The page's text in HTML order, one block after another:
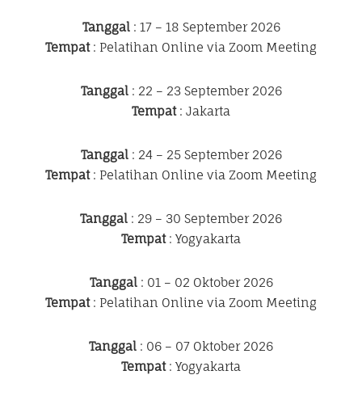
Tanggal: 17 – 18 September 2026
Tempat: Pelatihan Online via Zoom Meeting
Tanggal: 22 – 23 September 2026
Tempat: Jakarta
Tanggal: 24 – 25 September 2026
Tempat: Pelatihan Online via Zoom Meeting
Tanggal : 29 – 30 September 2026
Tempat: Yogyakarta
Tanggal: 01 – 02 Oktober 2026
Tempat: Pelatihan Online via Zoom Meeting
Tanggal : 06 – 07 Oktober 2026
Tempat: Yogyakarta